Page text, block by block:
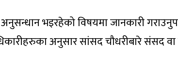
भइरहेको विषयमा जानकारी
अनुसार सांसद चौधरीबारे संसद